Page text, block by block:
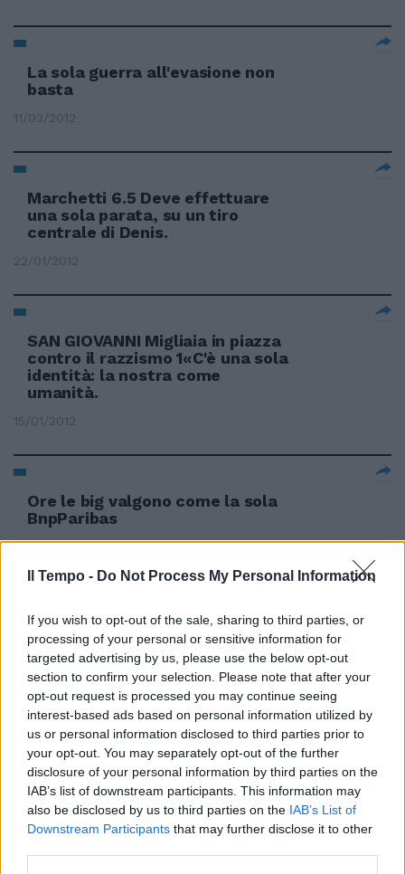
Il Tempo - Do Not Process My Personal Information
If you wish to opt-out of the sale, sharing to third parties, or
processing of your personal or sensitive information for
targeted advertising by us, please use the below opt-out
section to confirm your selection. Please note that after your
opt-out request is processed you may continue seeing
interest-based ads based on personal information utilized by
us or personal information disclosed to third parties prior to
your opt-out. You may separately opt-out of the further
disclosure of your personal information by third parties on the
IAB’s list of downstream participants. This information may
also be disclosed by us to third parties on the IAB’s List of
Downstream Participants that may further disclose it to other
La sola guerra all'evasione non
basta
11/03/2012
Marchetti 6.5 Deve effettuare
una sola parata, su un tiro
centrale di Denis.
22/01/2012
SAN GIOVANNI Migliaia in piazza
contro il razzismo 1«C'è una sola
identità: la nostra come
umanità.
15/01/2012
Ore le big valgono come la sola
BnpParibas
08/01/2012
Domenico Latagliata TORINO
Nella sua Lecce, contro la
cenerentola della serie A,
Antonio Conte va alla ricerca del
diciassettesimo risultato utile
consecutivo: nella storia della
Juventus è successo una sola
volta, nel 1949-50 con Jesse
Carv
08/01/2012